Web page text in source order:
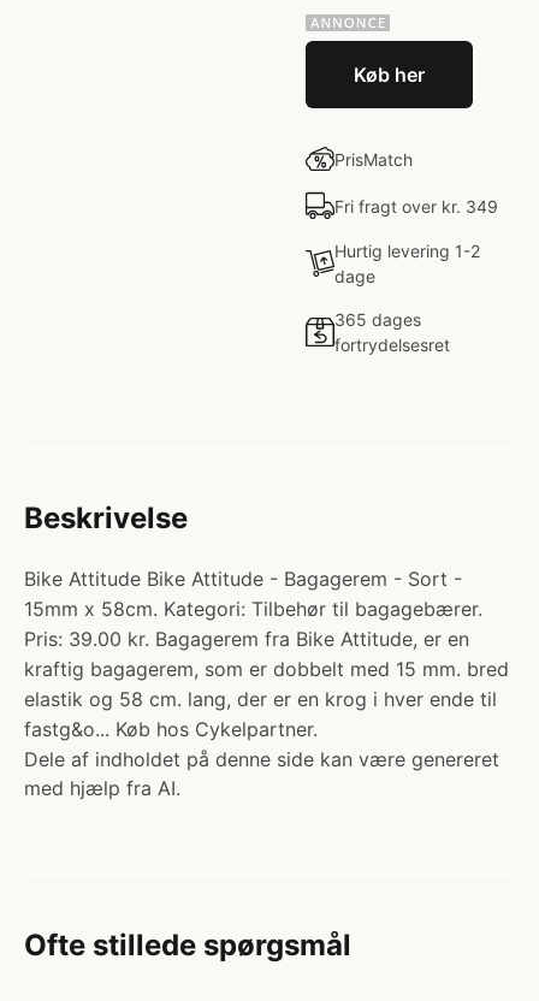
Køb her
PrisMatch
Fri fragt over kr. 349
Hurtig levering 1-2
dage
365 dages
fortrydelsesret
Beskrivelse
Bike Attitude Bike Attitude - Bagagerem - Sort -
15mm x 58cm. Kategori: Tilbehør til bagagebærer.
Pris: 39.00 kr. Bagagerem fra Bike Attitude, er en
kraftig bagagerem, som er dobbelt med 15 mm. bred
elastik og 58 cm. lang, der er en krog i hver ende til
fastg&o... Køb hos Cykelpartner.
Dele af indholdet på denne side kan være genereret
med hjælp fra AI.
Ofte stillede spørgsmål